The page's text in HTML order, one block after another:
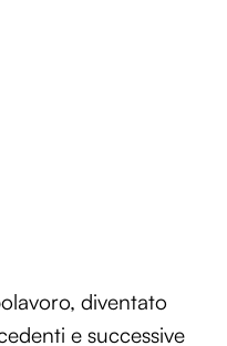
diventato
e successive